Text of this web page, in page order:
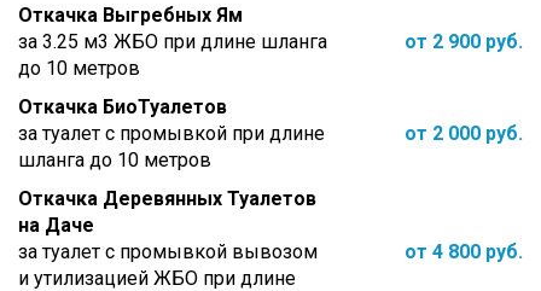
Откачка Выгребных Ям
за 3.25 м3 ЖБО при длине шланга
до 10 метров
от 2 900 руб.
Откачка БиоТуалетов
за туалет с промывкой при длине
шланга до 10 метров
от 2 000 руб.
Откачка Деревянных Туалетов
на Даче
за туалет с промывкой вывозом
и утилизацией ЖБО при длине
от 4 800 руб.